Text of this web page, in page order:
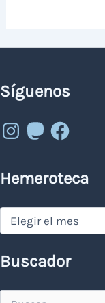
Síguenos
Instagram
MastodonFacebook
Hemeroteca
Hemeroteca
Buscador